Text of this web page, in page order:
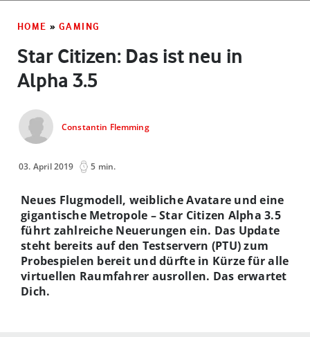
HOME » GAMING
Star Citizen: Das ist neu in
Alpha 3.5
Constantin Flemming
03. April 2019 5 min.
Neues Flugmodell, weibliche Avatare und eine
gigantische Metropole – Star Citizen Alpha 3.5
führt zahlreiche Neuerungen ein. Das Update
steht bereits auf den Testservern (PTU) zum
Probespielen bereit und dürfte in Kürze für alle
virtuellen Raumfahrer ausrollen. Das erwartet
Dich.